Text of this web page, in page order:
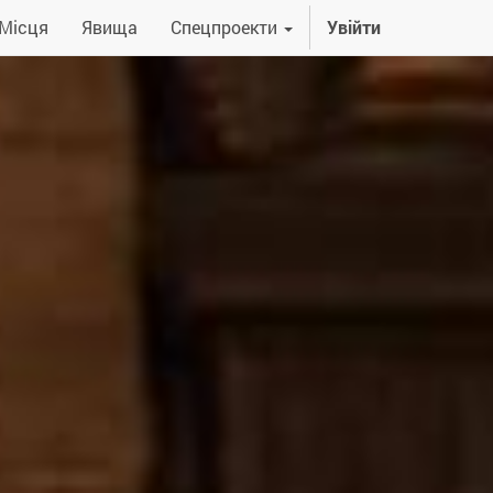
Явища Спецпроекти Увійти